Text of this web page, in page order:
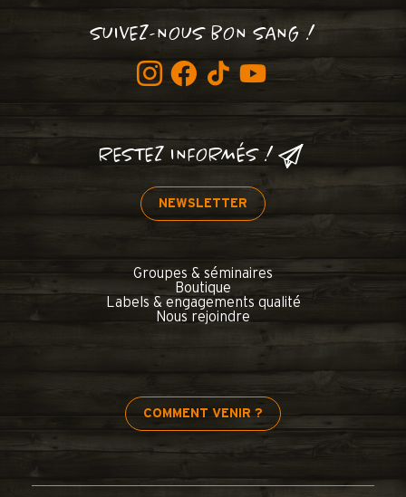
SUIVEZ-NOUS BON SANG !
RESTEZ INFORMÉS !
NEWSLETTER
Groupes & séminaires
Boutique
Labels & engagements qualité
Nous rejoindre
COMMENT VENIR ?